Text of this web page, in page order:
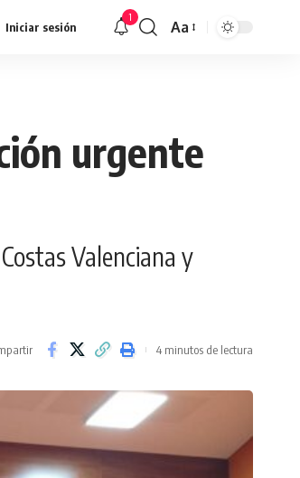
Iniciar sesión
1
Redimensionar
Aa
urgente
Valenciana y
4 minutos de lectura